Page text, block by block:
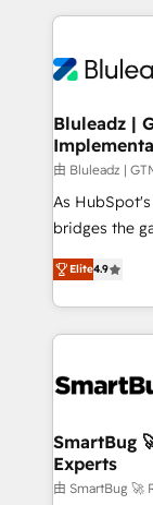
on delivering
create long-
Only then
outcomes to deliver. -SYSTEM
make
SAP,
enterprise
HubSpot
FIRST- AI
unlock
intelligence
Bluleadz |
由 Bluleadz |
As
bridges the
don't just
Operating
and
revenue velocity. 🚀 GTM Strategy
stalling
Scalable
across all
Accreditations. AI-Powered RevOps:
Elite4.9
SmartBug
Experts
由 SmartBug 🚀